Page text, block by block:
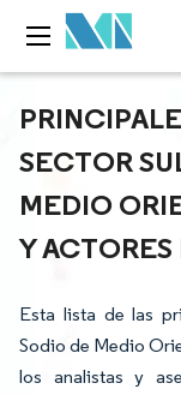
SECTOR
MEDIO
Y
Esta lista de las
Sodio de Medio
los analistas y